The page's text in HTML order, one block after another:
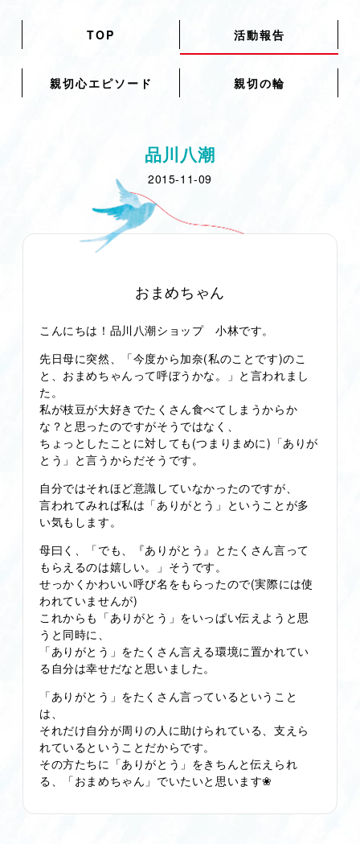
TOP 活動報告
親切心エピソード 親切の輪
品川八潮
2015-11-09
おまめちゃん
こんにちは！品川八潮ショップ 小林です。
先日母に突然、「今度から加奈(私のことです)のこ
と、おまめちゃんって呼ぼうかな。」と言われまし
た。
私が枝豆が大好きでたくさん食べてしまうからか
な？と思ったのですがそうではなく、
ちょっとしたことに対しても(つまりまめに)「ありが
とう」と言うからだそうです。
自分ではそれほど意識していなかったのですが、
言われてみれば私は「ありがとう」ということが多
い気もします。
母曰く、「でも、『ありがとう』とたくさん言って
もらえるのは嬉しい。」そうです。
せっかくかわいい呼び名をもらったので(実際には使
われていませんが)
これからも「ありがとう」をいっぱい伝えようと思
うと同時に、
「ありがとう」をたくさん言える環境に置かれてい
る自分は幸せだなと思いました。
「ありがとう」をたくさん言っているということ
は、
それだけ自分が周りの人に助けられている、支えら
れているということだからです。
その方たちに「ありがとう」をきちんと伝えられ
る、「おまめちゃん」でいたいと思います❀